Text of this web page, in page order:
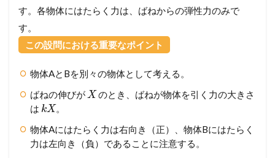
す。各物体にはたらく力は、ばねからの弾性力のみで
す。
この設問における重要なポイント
物体AとBを別々の物体として考える。
ばねの伸びがXのとき、ばねが物体を引く力の大きさ
は kX。
物体Aにはたらく力は右向き（正）、物体Bにはたらく
力は左向き（負）であることに注意する。